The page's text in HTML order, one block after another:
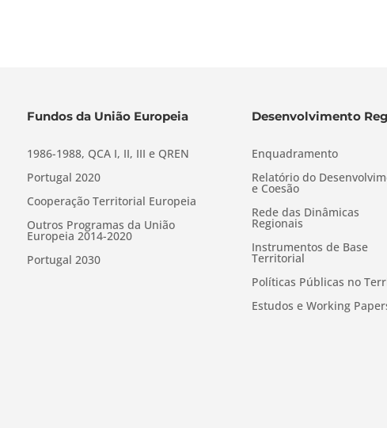
Fundos da União Europeia
1986-1988, QCA I, II, III e QREN
Portugal 2020
Cooperação Territorial Europeia
Outros Programas da União
Europeia 2014-2020
Portugal 2030
Desenvolvimento
Enquadramento
Relatório do
e Coesão
Rede das Dinâmicas
Regionais
Instrumentos de Base
Territorial
Políticas Públicas no
Estudos e Working